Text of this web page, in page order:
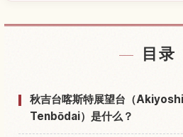
目录
秋吉台喀斯特展望台（
Tenbōdai）是什么？